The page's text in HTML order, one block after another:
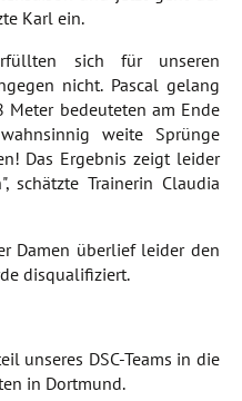
Karl ein.
sich für unseren
nicht. Pascal gelang
Meter bedeuteten am Ende
weite Sprünge
Das Ergebnis zeigt leider
schätzte Trainerin Claudia
Damen überlief leider den
disqualifiziert.
unseres DSC-Teams in die
in Dortmund.